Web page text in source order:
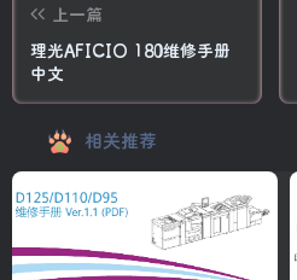
上一篇
理光AFICIO 180维修手册
中文
相关推荐